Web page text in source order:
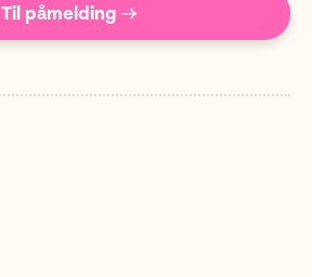
Til påmelding →